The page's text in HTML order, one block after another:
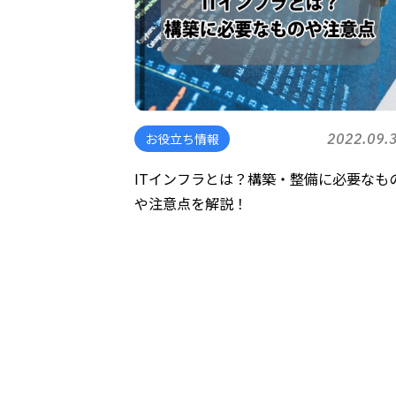
お役立ち情報
ITインフラとは？構築・整備に必要なも
や注意点を解説！